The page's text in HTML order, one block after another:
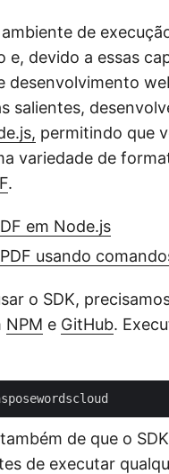
de
e, devido a essas
desenvolvimento
salientes,
permitindo que
variedade de
.
em Node.js
usando
o SDK,
NPM e GitHub.
de que o
de executar